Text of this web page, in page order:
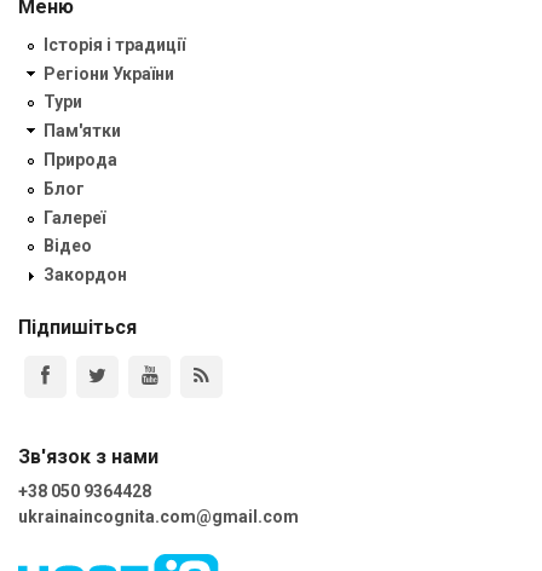
Меню
Історія і традиції
Регіони України
Тури
Пам'ятки
Природа
Блог
Галереї
Відео
Закордон
Підпишіться
Зв'язок з нами
+38 050 9364428
ukrainaincognita.com@gmail.com